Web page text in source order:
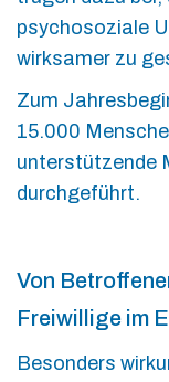
psychosoziale
wirksamer zu
Zum
15.000
unterstützende
durchgeführt.
Von
Freiwillige im
Besonders